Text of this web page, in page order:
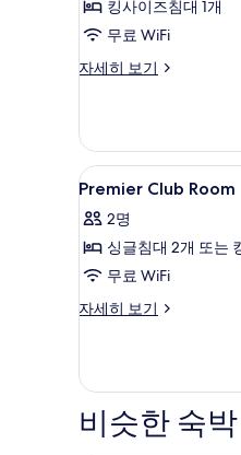
두
보
기
킹사이즈침대 1개
무료 WiFi
자세히 보기
디
자
세
히
기
Premier
Club
Room
사
진
모
기
3
Premier Club Room
2명
싱글침대 2개 또는
무료 WiFi
자세히 보기
Premier
세
보
비슷한 숙